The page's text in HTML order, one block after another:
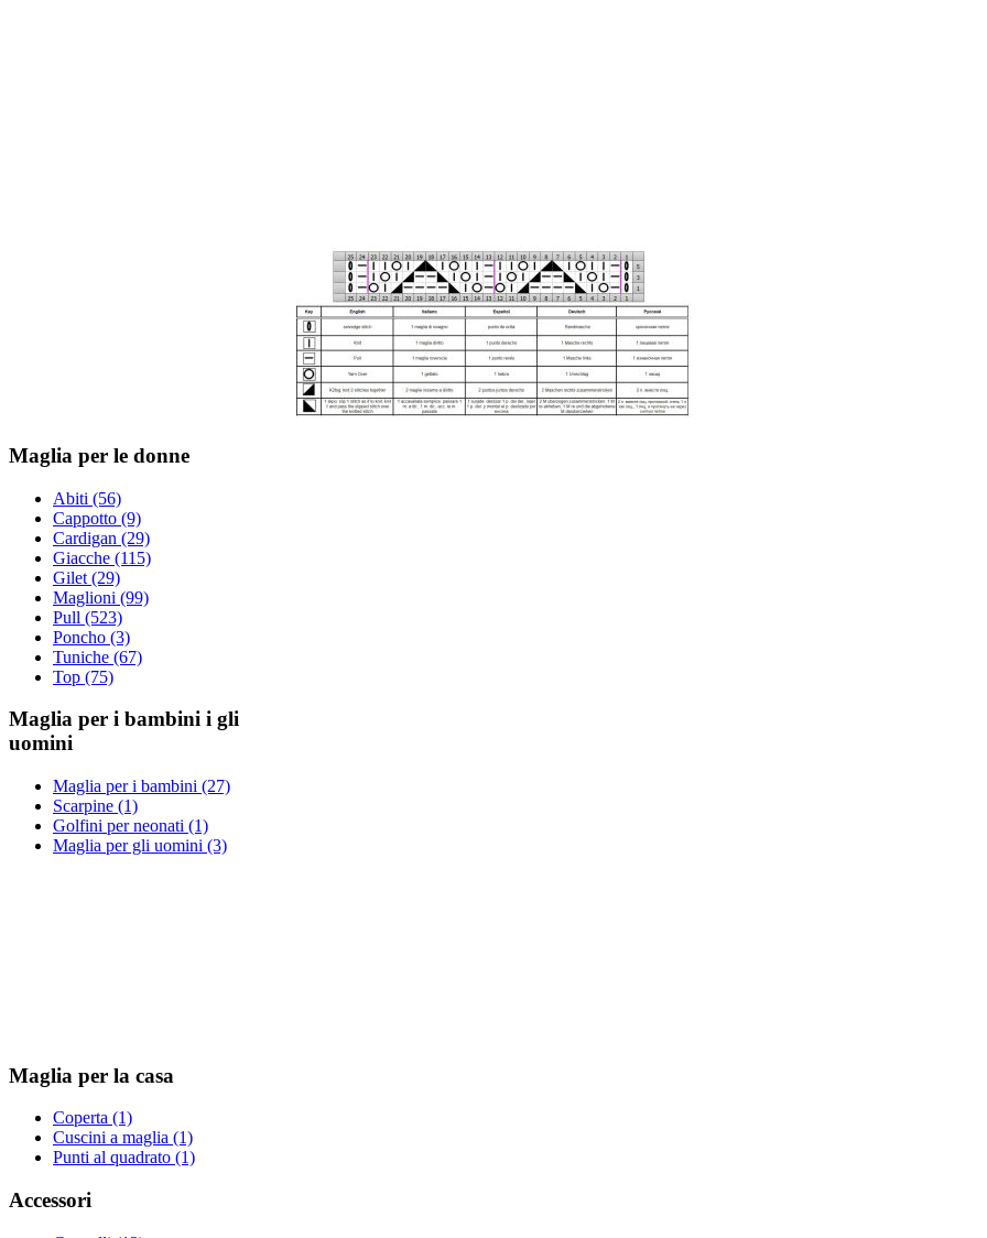
Maglia per le donne
Abiti (56)
Cappotto (9)
Cardigan (29)
Giacche (115)
Gilet (29)
Maglioni (99)
Pull (523)
Poncho (3)
Tuniche (67)
Top (75)
Maglia per i bambini i gli
uomini
Maglia per i bambini (27)
Scarpine (1)
Golfini per neonati (1)
Maglia per gli uomini (3)
Maglia per la casa
Coperta (1)
Сuscini a maglia (1)
Punti al quadrato (1)
Accessori